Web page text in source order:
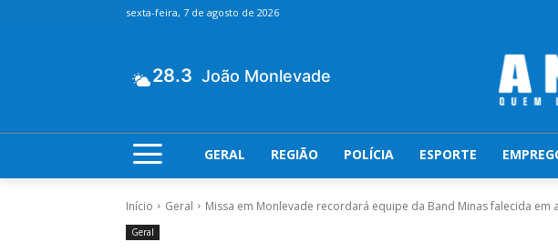
sexta-feira, 7 de agosto de 2026
28.3 João Monlevade
GERAL REGIÃO POLÍCIA ESPORTE
Início Geral Missa em Monlevade recordará equipe da Band Minas falecida em
Geral